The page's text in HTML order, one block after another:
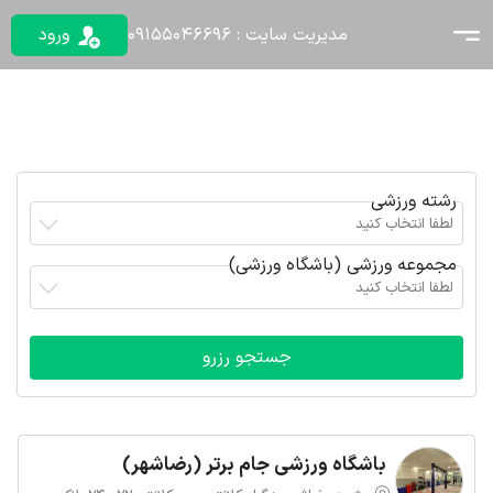
مدیریت سایت : 09155046696 ورود
رشته ورزشی
لطفا انتخاب کنید
مجموعه ورزشی (باشگاه ورزشی)
لطفا انتخاب کنید
باشگاه ورزشی جام برتر (رضاشهر)